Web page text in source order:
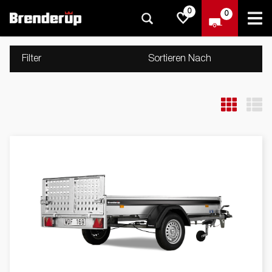
0 0
Filter Sortieren Nach